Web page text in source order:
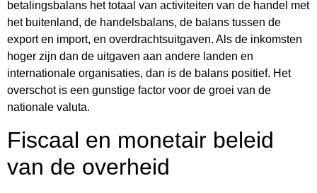
betalingsbalans het totaal van activiteiten van de handel met
het buitenland, de handelsbalans, de balans tussen de
export en import, en overdrachtsuitgaven. Als de inkomsten
hoger zijn dan de uitgaven aan andere landen en
internationale organisaties, dan is de balans positief. Het
overschot is een gunstige factor voor de groei van de
nationale valuta.
Fiscaal en monetair beleid
van de overheid